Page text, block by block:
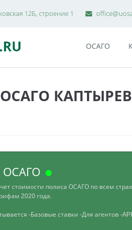
12Б, строение 1
ОСАГО
ОСАГО
ОСАГО
стоимости полиса ОСАГО по всем
2020 года.
-Базовые ставки -Для агентов-API